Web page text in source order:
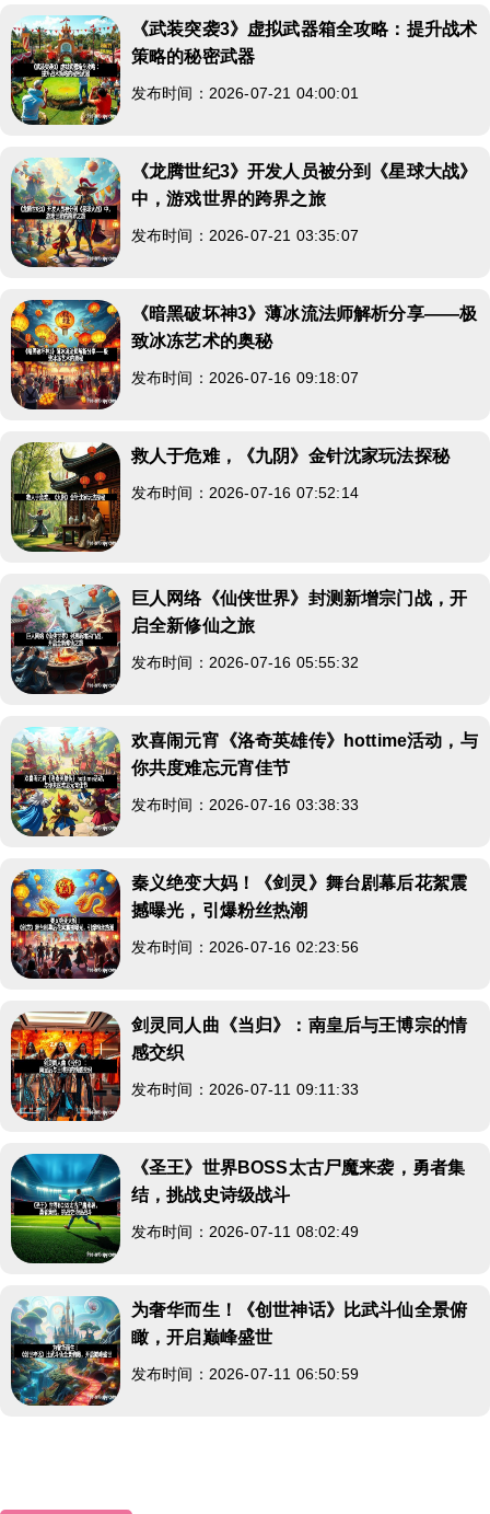
《武装突袭3》虚拟武器箱全攻略：提升战术
策略的秘密武器
发布时间：2026-07-21 04:00:01
《龙腾世纪3》开发人员被分到《星球大战》
中，游戏世界的跨界之旅
发布时间：2026-07-21 03:35:07
《暗黑破坏神3》薄冰流法师解析分享——极
致冰冻艺术的奥秘
发布时间：2026-07-16 09:18:07
救人于危难，《九阴》金针沈家玩法探秘
发布时间：2026-07-16 07:52:14
巨人网络《仙侠世界》封测新增宗门战，开
启全新修仙之旅
发布时间：2026-07-16 05:55:32
欢喜闹元宵《洛奇英雄传》hottime活动，与
你共度难忘元宵佳节
发布时间：2026-07-16 03:38:33
秦义绝变大妈！《剑灵》舞台剧幕后花絮震
撼曝光，引爆粉丝热潮
发布时间：2026-07-16 02:23:56
剑灵同人曲《当归》：南皇后与王博宗的情
感交织
发布时间：2026-07-11 09:11:33
《圣王》世界BOSS太古尸魔来袭，勇者集
结，挑战史诗级战斗
发布时间：2026-07-11 08:02:49
为奢华而生！《创世神话》比武斗仙全景俯
瞰，开启巅峰盛世
发布时间：2026-07-11 06:50:59